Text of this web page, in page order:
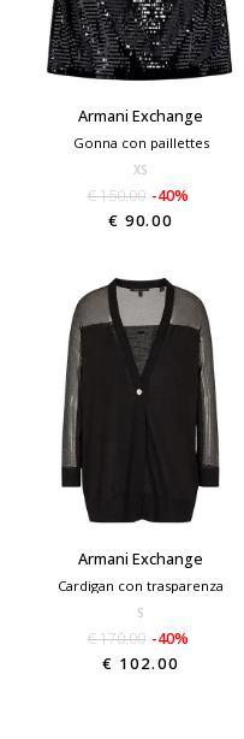
Armani Exchange
Gonna con paillettes
XS
€ 150.00 -40%
€ 90.00
Armani Exchange
Cardigan con trasparenza
S
€ 170.00 -40%
€ 102.00